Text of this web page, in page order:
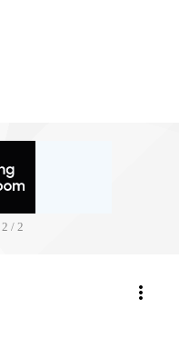
2 / 2
more_vert